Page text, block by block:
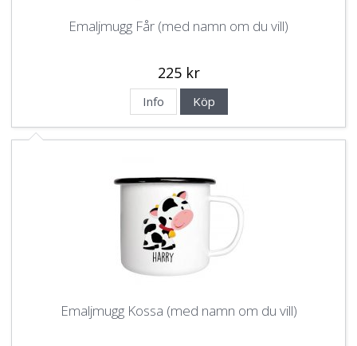
Emaljmugg Får (med namn om du vill)
225 kr
Info Köp
Emaljmugg Kossa (med namn om du vill)